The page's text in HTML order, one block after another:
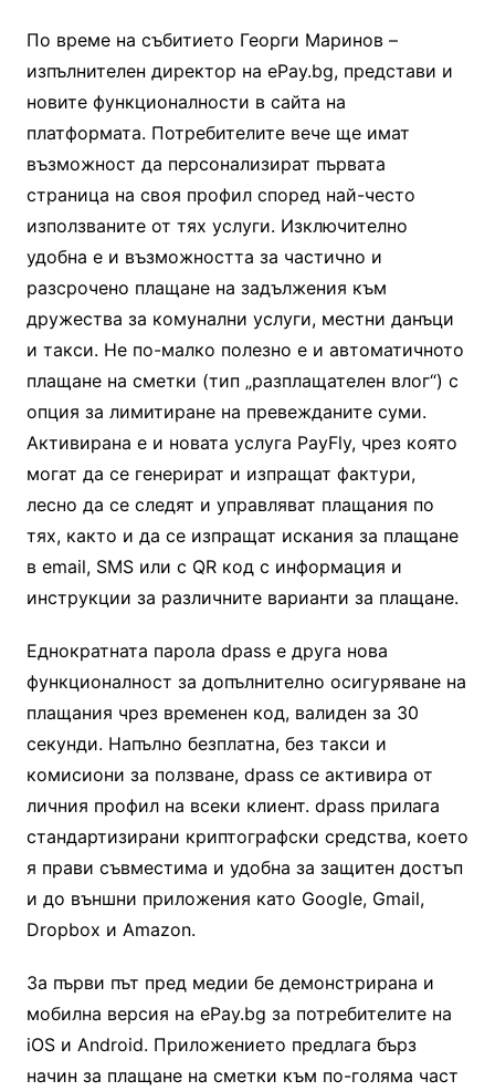
По време на събитието Георги Маринов –
изпълнителен директор на ePay.bg, представи и
новите функционалности в сайта на
платформата. Потребителите вече ще имат
възможност да персонализират първата
страница на своя профил според най-често
използваните от тях услуги. Изключително
удобна е и възможността за частично и
разсрочено плащане на задължения към
дружества за комунални услуги, местни данъци
и такси. Не по-малко полезно е и автоматичното
плащане на сметки (тип „разплащателен влог“) с
опция за лимитиране на превежданите суми.
Активирана е и новата услуга PayFly, чрез която
могат да се генерират и изпращат фактури,
лесно да се следят и управляват плащания по
тях, както и да се изпращат искания за плащане
в еmail, SMS или с QR код с информация и
инструкции за различните варианти за плащане.
Еднократната парола dpass е друга нова
функционалност за допълнително осигуряване на
плащания чрез временен код, валиден за 30
секунди. Напълно безплатна, без такси и
комисиони за ползване, dpass се активира от
личния профил на всеки клиент. dpass прилага
стандартизирани криптографски средства, което
я прави съвместима и удобна за защитен достъп
и до външни приложения като Google, Gmail,
Dropbox и Amazon.
За първи път пред медии бе демонстрирана и
мобилна версия на ePay.bg за потребителите на
iOS и Android. Приложението предлага бърз
начин за плащане на сметки към по-голяма част